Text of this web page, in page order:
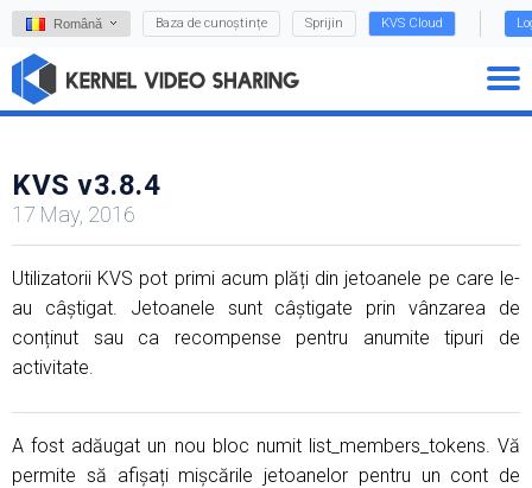
Română Baza de cunoștințe Sprijin KVS Cloud
KVS v3.8.4
17 May, 2016
Utilizatorii KVS pot primi acum plăți din jetoanele pe care le-
au câștigat. Jetoanele sunt câștigate prin vânzarea de
conținut sau ca recompense pentru anumite tipuri de
activitate.
A fost adăugat un nou bloc numit list_members_tokens. Vă
permite să afișați mișcările jetoanelor pentru un cont de